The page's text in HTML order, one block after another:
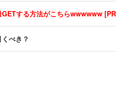
GETする方法がこちらwwwwww
べき？